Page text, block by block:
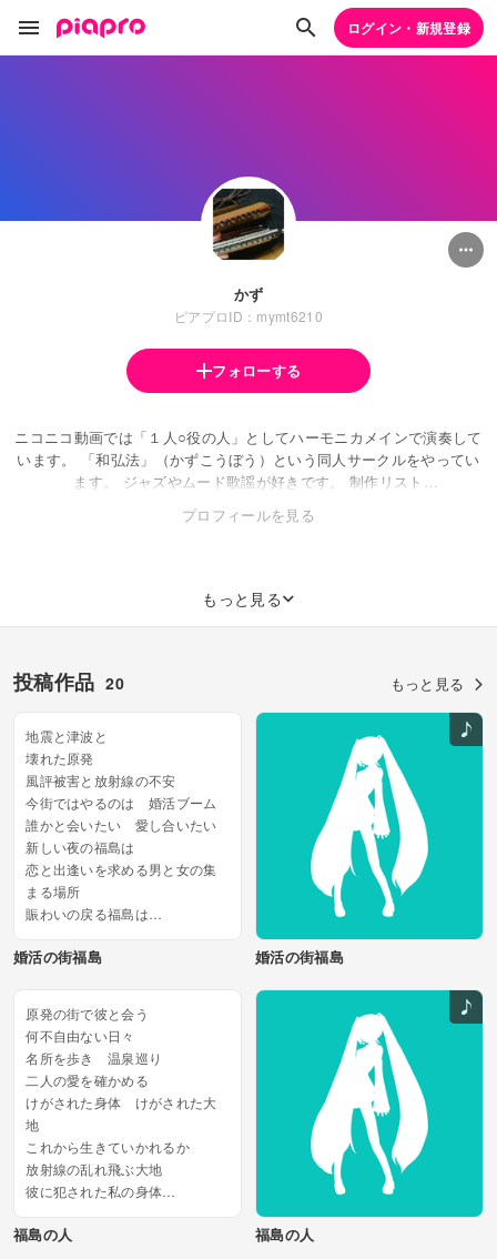
ログイン・新規登録
かず
ピアプロID：mymt6210
フォローする
ニコニコ動画では「１人○役の人」としてハーモニカメインで演奏して
います。 「和弘法」（かずこうぼう）という同人サークルをやってい
ます。 ジャズやムード歌謡が好きです。 制作リスト
http://www.nicovideo.jp/mylist/3258362 「和弘法」サークルHP
http://www.kazukoubou.net/ ニコニコミュニティ「１人○役の人」
プロフィールを見る
もっと見る
投稿作品 20 もっと見る
地震と津波と
壊れた原発
風評被害と放射線の不安
今街ではやるのは 婚活ブーム
誰かと会いたい 愛し合いたい
新しい夜の福島は
恋と出逢いを求める男と女の集
まる場所
賑わいの戻る福島は
出す
婚活の街福島 婚活の街福島
原発の街で彼と会う
何不自由ない日々
名所を歩き 温泉巡り
二人の愛を確かめる
けがされた身体 けがされた大
地
これから生きていかれるか
放射線の乱れ飛ぶ大地
彼に犯された私の身体
私の思い出を塗りつぶした原発...
福島の人 福島の人